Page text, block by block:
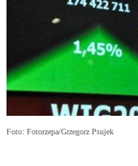
Foto: Fotorzepa/Grzegorz Psujek